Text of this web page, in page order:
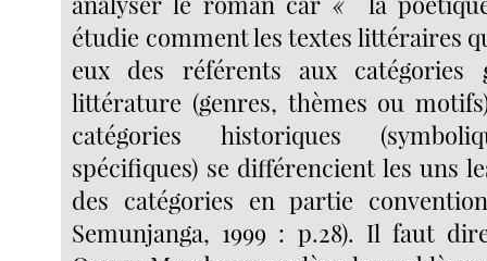
étudie comment les textes littéraires
eux des référents aux catégories
littérature (genres, thèmes ou
catégories historiques
spécifiques) se différencient les uns
des catégories en partie
Semunjanga, 1999 : p.28). Il faut